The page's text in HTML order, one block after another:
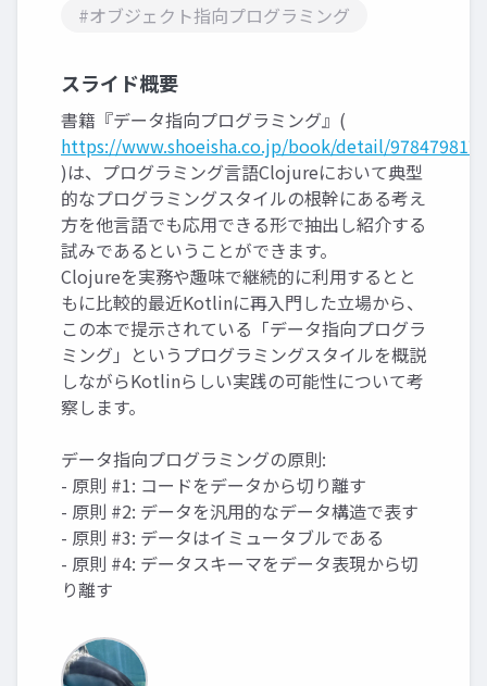
#オブジェクト指向プログラミング
スライド概要
書籍『データ指向プログラミング』(
https://www.shoeisha.co.jp/book/detail/
)は、プログラミング言語Clojureにおいて典型
的なプログラミングスタイルの根幹にある考え
方を他言語でも応用できる形で抽出し紹介する
試みであるということができます。
Clojureを実務や趣味で継続的に利用するとと
もに比較的最近Kotlinに再入門した立場から、
この本で提示されている「データ指向プログラ
ミング」というプログラミングスタイルを概説
しながらKotlinらしい実践の可能性について考
察します。
データ指向プログラミングの原則:
- 原則 #1: コードをデータから切り離す
- 原則 #2: データを汎用的なデータ構造で表す
- 原則 #3: データはイミュータブルである
- 原則 #4: データスキーマをデータ表現から切
り離す